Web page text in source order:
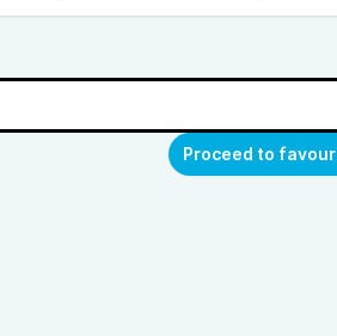
Proceed to